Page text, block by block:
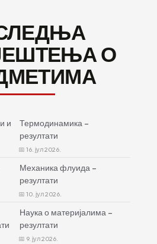
О
и
Термодинамика –
резултати
16. јул 2026.
Механика флуида –
резултати
10. јул 2026.
Наука о материјалима –
резултати
9. јул 2026.